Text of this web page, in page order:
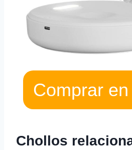
Comprar
Chollos